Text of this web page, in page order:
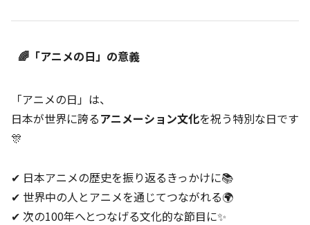
🌈「アニメの日」の意義
「アニメの日」は、
日本が世界に誇るアニメーション文化を祝う特別な日です
🎊
✔ 日本アニメの歴史を振り返るきっかけに📚
✔ 世界中の人とアニメを通じてつながれる🌍
✔ 次の100年へとつなげる文化的な節目に✨